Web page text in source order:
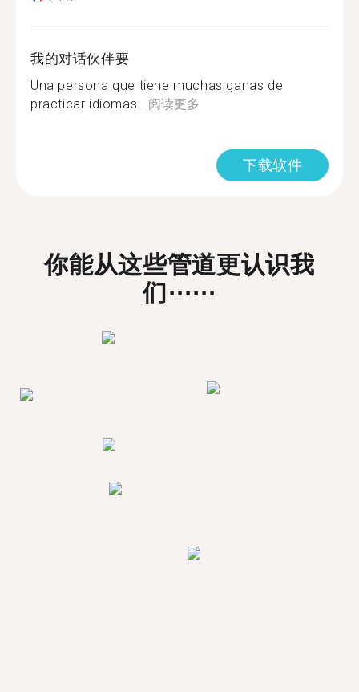
我的对话伙伴要
Una persona que tiene muchas ganas de
practicar idiomas...阅读更多
下载软件
你能从这些管道更认识我
们⋯⋯